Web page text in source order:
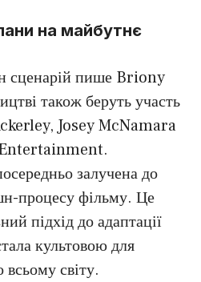
на майбутнє
сценарій пише Briony
також беруть участь
Josey McNamara
залучена до
процесу фільму. Це
підхід до адаптації
культовою для
всьому світу.